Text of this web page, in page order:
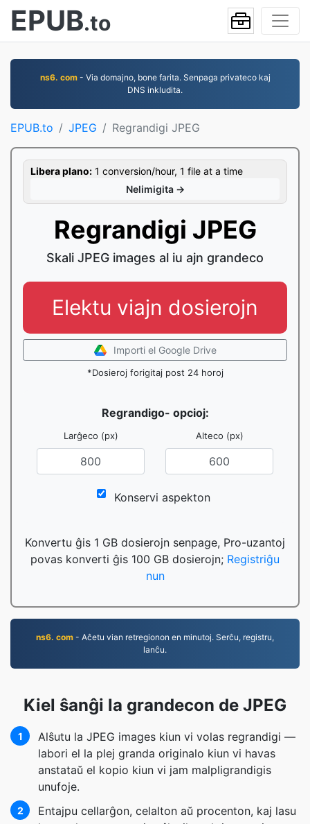
EPUB.to
ns6. com- Via domajno, bone farita. Senpaga privateco kaj
DNS inkludita.
EPUB.to JPEG Regrandigi JPEG
Libera plano: 1 conversion/hour, 1 file at a time
Nelimigita →
Regrandigi JPEG
Skali JPEG images al iu ajn grandeco
Elektu viajn dosierojn
Importi el Google Drive
*Dosieroj forigitaj post 24 horoj
Regrandigo- opcioj:
Larĝeco (px) Alteco (px)
Konservi aspekton
Konvertu ĝis 1 GB dosierojn senpage, Pro-uzantoj
povas konverti ĝis 100 GB dosierojn; Registriĝu
nun
ns6. com - Aĉetu vian retregionon en minutoj. Serĉu, registru,
lanĉu.
Kiel ŝanĝi la grandecon de JPEG
1
Alŝutu la JPEG images kiun vi volas regrandigi —
labori el la plej granda originalo kiun vi havas
anstataŭ el kopio kiun vi jam malpligrandigis
unufoje.
2
Entajpu cellarĝon, celalton aŭ procenton, kaj lasu